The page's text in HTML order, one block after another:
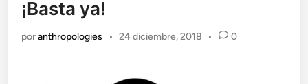
¡Basta ya!
poranthropologies • 24 diciembre, 2018 • 0